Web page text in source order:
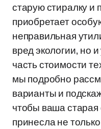
старую стиралку и
приобретает
неправильная
вред экологии, но
часть стоимости
мы подробно
варианты и
чтобы ваша
принесла не